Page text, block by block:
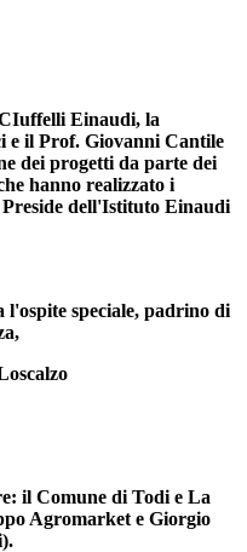
Einaudi, la
e il Prof. Giovanni Cantile
dei progetti da parte dei
hanno realizzato i
dell'Istituto Einaudi
l'ospite speciale, padrino di
il Comune di Todi e La
Agromarket e Giorgio